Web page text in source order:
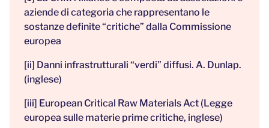
aziende di categoria che rappresentano le
sostanze definite “critiche” dalla Commissione
europea
[ii] Danni infrastrutturali “verdi” diffusi. A. Dunlap.
(inglese)
[iii] European Critical Raw Materials Act (Legge
europea sulle materie prime critiche, inglese)